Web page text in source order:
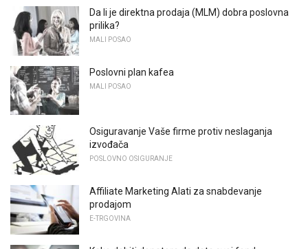
Da li je direktna prodaja (MLM) dobra poslovna
prilika?
MALI POSAO
Poslovni plan kafea
MALI POSAO
Osiguravanje Vaše firme protiv neslaganja
izvođača
POSLOVNO OSIGURANJE
Affiliate Marketing Alati za snabdevanje
prodajom
E-TRGOVINA